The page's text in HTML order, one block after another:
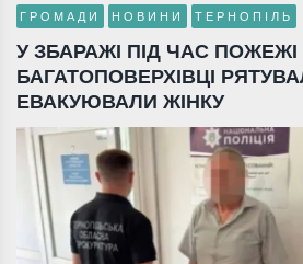
ГРОМАДИ НОВИНИ ТЕРНОПІЛЬ
У ЗБАРАЖІ ПІД ЧАС ПОЖЕЖІ
БАГАТОПОВЕРХІВЦІ
ЕВАКУЮВАЛИ ЖІНКУ